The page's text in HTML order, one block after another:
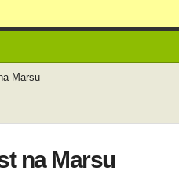
Marsu
na Marsu